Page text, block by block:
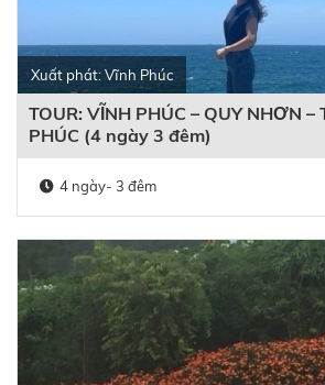
Xuất phát: Vĩnh Phúc
TOUR: VĨNH PHÚC – QUY NHƠN –
PHÚC (4 ngày 3 đêm)
4 ngày- 3 đêm